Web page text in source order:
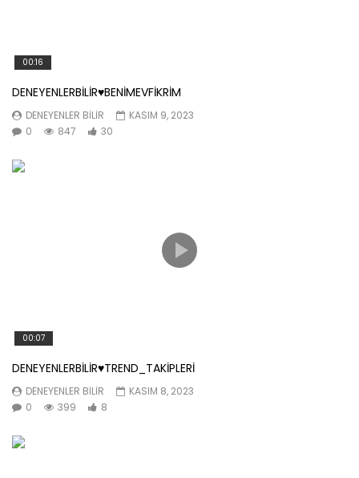
00:16
DENEYENLERBİLİR♥️BENİMEVFİKRİM
DENEYENLER BILIR
KASIM 9, 2023
0
847 30
00:07
DENEYENLERBİLİR♥️TREND_TAKİPLERİ
DENEYENLER BILIR
KASIM 8, 2023
0
399 8